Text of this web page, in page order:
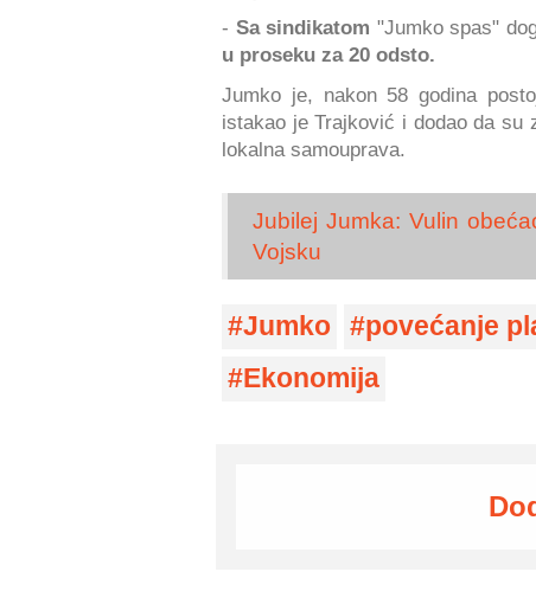
- Sa sindikatom "Jumko spas"
u proseku za 20 odsto.
Jumko je, nakon 58 godina
istakao je Trajković i dodao da su
lokalna samouprava.
Jubilej Jumka: Vulin
Vojsku
Jumko povećanje
Ekonomija